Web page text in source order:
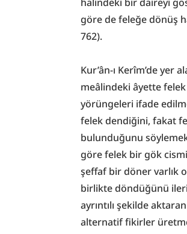
göre de feleğe dönüş
762).
Kur’ân-ı Kerîm’de yer
meâlindeki âyette
yörüngeleri ifade
felek dendiğini, fakat
bulunduğunu
göre felek bir gök
şeffaf bir döner varlık
birlikte döndüğünü
ayrıntılı şekilde
alternatif fikirler